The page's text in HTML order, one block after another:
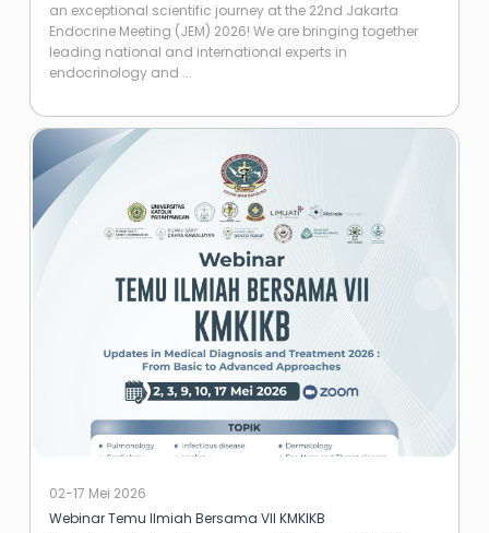
an exceptional scientific journey at the 22nd Jakarta
Endocrine Meeting (JEM) 2026! We are bringing together
leading national and international experts in
endocrinology and ...
02-17 Mei 2026
Webinar Temu Ilmiah Bersama VII KMKIKB